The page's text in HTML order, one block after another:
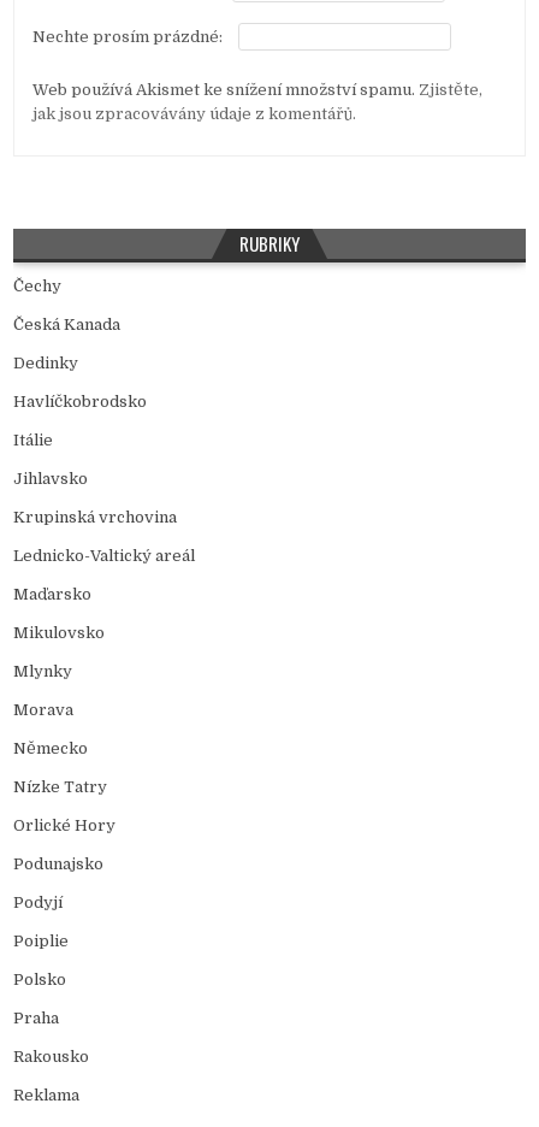
Nechte prosím prázdné:
Web používá Akismet ke snížení množství spamu. Zjistěte,
jak jsou zpracovávány údaje z komentářů.
RUBRIKY
Čechy
Česká Kanada
Dedinky
Havlíčkobrodsko
Itálie
Jihlavsko
Krupinská vrchovina
Lednicko-Valtický areál
Maďarsko
Mikulovsko
Mlynky
Morava
Německo
Nízke Tatry
Orlické Hory
Podunajsko
Podyjí
Poiplie
Polsko
Praha
Rakousko
Reklama